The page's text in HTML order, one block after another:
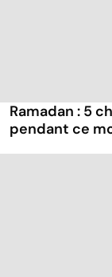
Ramadan : 5
pendant ce